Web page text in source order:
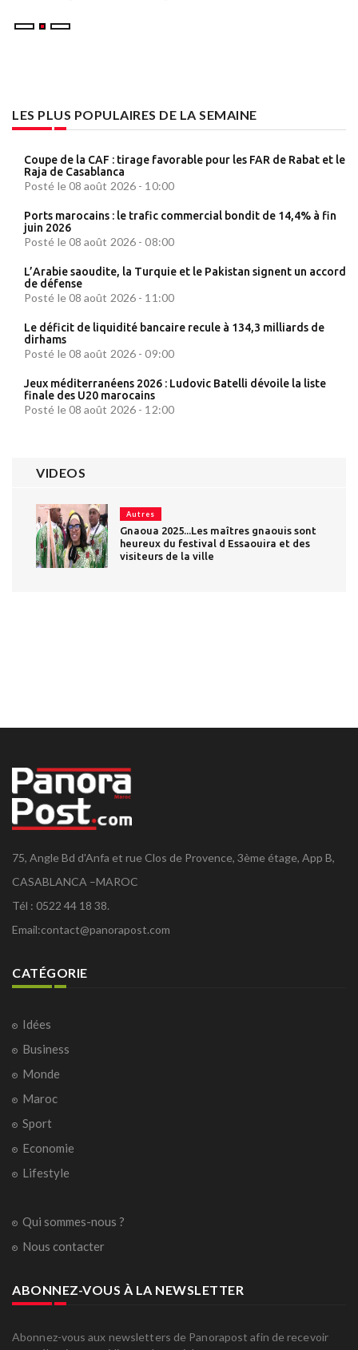
LES PLUS POPULAIRES DE LA SEMAINE
Coupe de la CAF : tirage favorable pour les FAR de Rabat et le
Raja de Casablanca
Posté le 08 août 2026 - 10:00
Ports marocains : le trafic commercial bondit de 14,4% à fin
juin 2026
Posté le 08 août 2026 - 08:00
L’Arabie saoudite, la Turquie et le Pakistan signent un accord
de défense
Posté le 08 août 2026 - 11:00
Le déficit de liquidité bancaire recule à 134,3 milliards de
dirhams
Posté le 08 août 2026 - 09:00
Jeux méditerranéens 2026 : Ludovic Batelli dévoile la liste
finale des U20 marocains
Posté le 08 août 2026 - 12:00
VIDEOS
Autres
Gnaoua 2025...Les maîtres gnaouis sont
heureux du festival d Essaouira et des
visiteurs de la ville
75, Angle Bd d'Anfa et rue Clos de Provence, 3ème étage, App B,
CASABLANCA –MAROC
Tél : 0522 44 18 38.
Email:contact@panorapost.com
CATÉGORIE
Idées
Business
Monde
Maroc
Sport
Economie
Lifestyle
Qui sommes-nous ?
Nous contacter
ABONNEZ-VOUS À LA NEWSLETTER
Abonnez-vous aux newsletters de Panorapost afin de recevoir